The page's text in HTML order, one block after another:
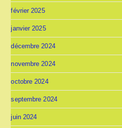
février 2025
janvier 2025
décembre 2024
novembre 2024
octobre 2024
septembre 2024
juin 2024